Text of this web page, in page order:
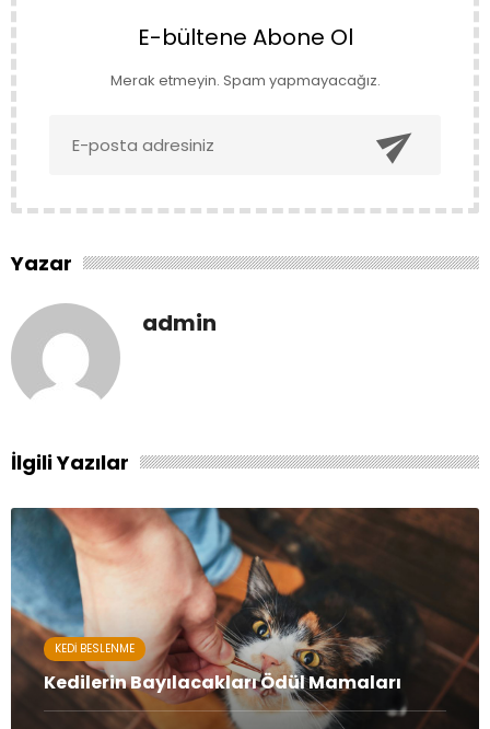
E-bültene Abone Ol
Merak etmeyin. Spam yapmayacağız.

Yazar
admin
İlgili Yazılar
KEDI BESLENME
Kedilerin Bayılacakları Ödül Mamaları